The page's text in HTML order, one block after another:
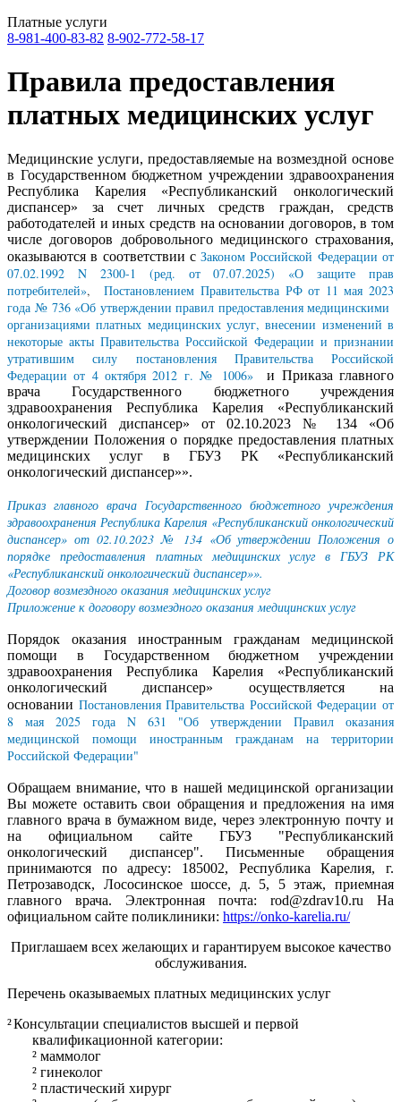
Платные услуги
8-981-400-83-82 8-902-772-58-17
Правила предоставления
платных медицинских услуг
Медицинские услуги, предоставляемые на возмездной основе
в Государственном бюджетном учреждении здравоохранения
Республика Карелия «Республиканский онкологический
диспансер» за счет личных средств граждан, средств
работодателей и иных средств на основании договоров, в том
числе договоров добровольного медицинского страхования,
оказываются в соответствии сЗаконом Российской Федерации от
07.02.1992 N 2300-1 (ред. от 07.07.2025) «О защите прав
потребителей»,Постановлением Правительства РФ от 11 мая 2023
года № 736 «Об утверждении правил предоставления медицинскими
организациями платных медицинских услуг, внесении изменений в
некоторые акты Правительства Российской Федерации и признании
утратившим силу постановления Правительства Российской
Федерации от 4 октября 2012 г. № 1006»
и Приказа главного
врача Государственного бюджетного учреждения
здравоохранения Республика Карелия «Республиканский
онкологический диспансер» от 02.10.2023 № 134 «Об
утверждении Положения о порядке предоставления платных
медицинских услуг в ГБУЗ РК «Республиканский
онкологический диспансер»».
Приказ главного врача Государственного бюджетного учреждения
здравоохранения Республика Карелия «Республиканский онкологический
диспансер» от 02.10.2023 № 134 «Об утверждении Положения о
порядке предоставления платных медицинских услуг в ГБУЗ РК
«Республиканский онкологический диспансер»».
Договор возмездного оказания медицинских услуг
Приложение к договору возмездного оказания медицинских услуг
Порядок оказания иностранным гражданам медицинской
помощи в Государственном бюджетном учреждении
здравоохранения Республика Карелия «Республиканский
онкологический диспансер» осуществляется на
основании Постановления Правительства Российской Федерации от
8 мая 2025 года N 631 "Об утверждении Правил оказания
медицинской помощи иностранным гражданам на территории
Российской Федерации"
Обращаем внимание, что в нашей медицинской организации
Вы можете оставить свои обращения и предложения на имя
главного врача в бумажном виде, через электронную почту и
на официальном сайте ГБУЗ "Республиканский
онкологический диспансер". Письменные обращения
принимаются по адресу: 185002, Республика Карелия, г.
Петрозаводск, Лососинское шоссе, д. 5, 5 этаж, приемная
главного врача. Электронная почта: rod@zdrav10.ru На
официальном сайте поликлиники: https://onko-karelia.ru/
Приглашаем всех желающих и гарантируем высокое качество
обслуживания.
Перечень оказываемых платных медицинских услуг
²Консультации специалистов высшей и первой
квалификационной категории:
² маммолог
² гинеколог
² пластический хирург